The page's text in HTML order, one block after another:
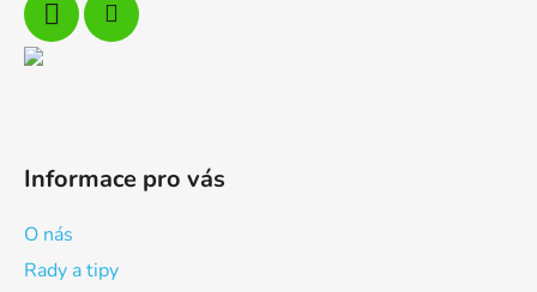
Informace pro vás
O nás
Rady a tipy